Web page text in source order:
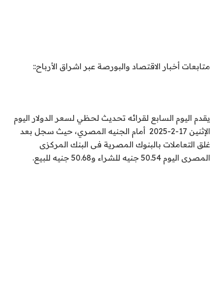
متابعات أخبار الاقتصاد والبورصة عبر اشراق الأرباح::
يقدم اليوم السابع لقرائه تحديث لحظي لسعر الدولار اليوم
الإثنين 17-2-2025 أمام الجنيه المصري، حيث سجل بعد
غلق التعاملات بالبنوك المصرية فى البنك المركزى
المصرى اليوم 50.54 جنيه للشراء و50.68 جنيه للبيع.